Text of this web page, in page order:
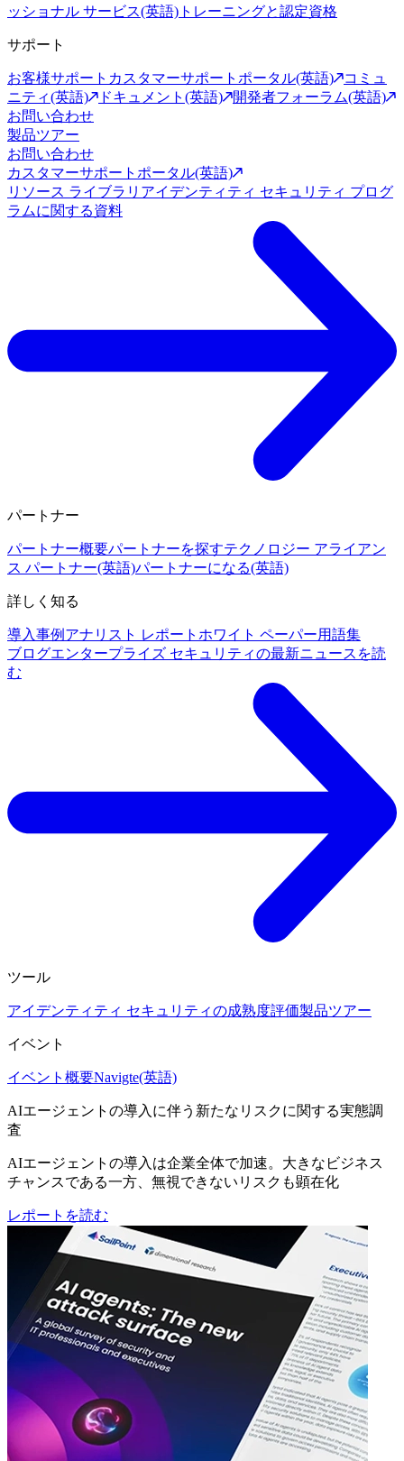
ッショナル サービス(英語) トレーニングと認定資格
サポート
お客様サポート カスタマーサポートポータル(英語)
コミュ
ニティ(英語)
ドキュメント(英語)
開発者フォーラム(英語)
お問い合わせ
製品ツアー
お問い合わせ
カスタマーサポートポータル(英語)
リソース ライブラリ アイデンティティ セキュリティ プログ
ラムに関する資料
パートナー
パートナー概要パートナーを探すテクノロジー アライアン
ス パートナー(英語)パートナーになる(英語)
詳しく知る
導入事例 アナリスト レポート ホワイト ペーパー用語集
ブログエンタープライズ セキュリティの最新ニュースを読
む
ツール
アイデンティティ セキュリティの成熟度評価製品ツアー
イベント
イベント概要Navigte(英語)
AIエージェントの導入に伴う新たなリスクに関する実態調
査
AIエージェントの導入は企業全体で加速。大きなビジネス
チャンスである一方、無視できないリスクも顕在化
レポートを読む